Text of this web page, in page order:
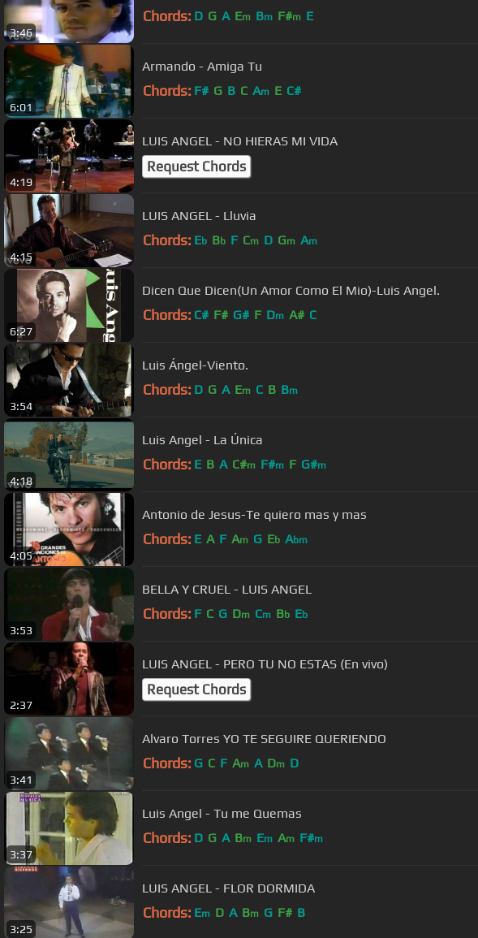
3:46
Chords: D G A Em Bm F#m E
6:01
Armando - Amiga Tu
Chords: F# G B C Am E C#
4:19
LUIS ANGEL - NO HIERAS MI VIDA
Request Chords
4:15
LUIS ANGEL - Lluvia
Chords: Eb Bb F Cm D Gm Am
6:27
Dicen Que Dicen(Un Amor Como El Mio)-Luis Angel.
Chords: C# F# G# F Dm A# C
3:54
Luis Ángel-Viento.
Chords: D G A Em C B Bm
4:18
Luis Angel - La Única
Chords: E B A C#m F#m F G#m
4:05
Antonio de Jesus-Te quiero mas y mas
Chords: E A F Am G Eb Abm
3:53
BELLA Y CRUEL - LUIS ANGEL
Chords: F C G Dm Cm Bb Eb
2:37
LUIS ANGEL - PERO TU NO ESTAS (En vivo)
Request Chords
3:41
Alvaro Torres YO TE SEGUIRE QUERIENDO
Chords: G C F Am A Dm D
3:37
Luis Angel - Tu me Quemas
Chords: D G A Bm Em Am F#m
3:25
LUIS ANGEL - FLOR DORMIDA
Chords: Em D A Bm G F# B